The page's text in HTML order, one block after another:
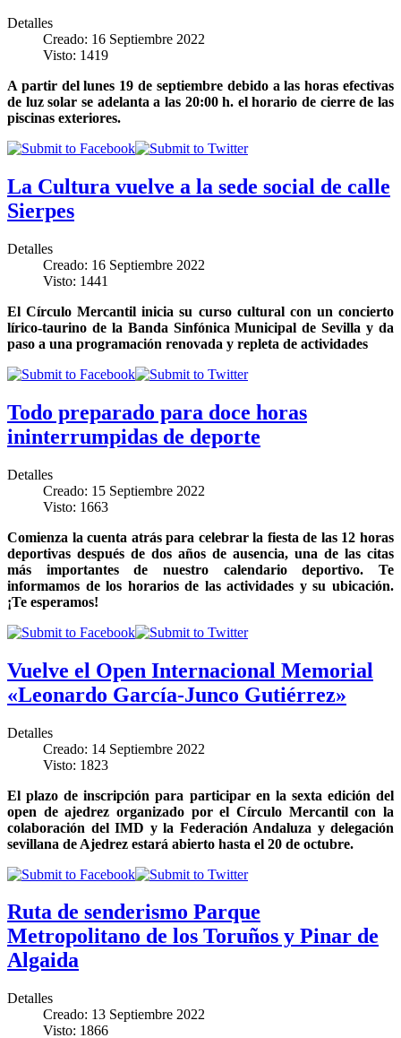
Detalles
Creado: 16 Septiembre 2022
Visto: 1419
A partir del lunes 19 de septiembre debido a las horas efectivas
de luz solar se adelanta a las 20:00 h. el horario de cierre de las
piscinas exteriores.
La Cultura vuelve a la sede social de calle
Sierpes
Detalles
Creado: 16 Septiembre 2022
Visto: 1441
El Círculo Mercantil inicia su curso cultural con un concierto
lírico-taurino de la Banda Sinfónica Municipal de Sevilla y da
paso a una programación renovada y repleta de actividades
Todo preparado para doce horas
ininterrumpidas de deporte
Detalles
Creado: 15 Septiembre 2022
Visto: 1663
Comienza la cuenta atrás para celebrar la fiesta de las 12 horas
deportivas después de dos años de ausencia, una de las citas
más importantes de nuestro calendario deportivo. Te
informamos de los horarios de las actividades y su ubicación.
¡Te esperamos!
Vuelve el Open Internacional Memorial
«Leonardo García-Junco Gutiérrez»
Detalles
Creado: 14 Septiembre 2022
Visto: 1823
El plazo de inscripción para participar en la sexta edición del
open de ajedrez organizado por el Círculo Mercantil con la
colaboración del IMD y la Federación Andaluza y delegación
sevillana de Ajedrez estará abierto hasta el 20 de octubre.
Ruta de senderismo Parque
Metropolitano de los Toruños y Pinar de
Algaida
Detalles
Creado: 13 Septiembre 2022
Visto: 1866